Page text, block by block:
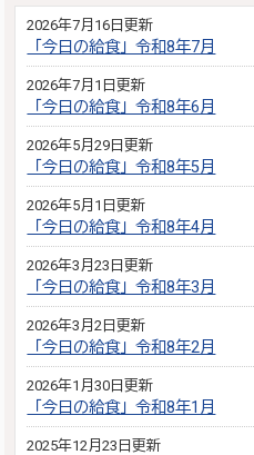
2026年7月16日更新
「今日の給食」令和8年7月
2026年7月1日更新
「今日の給食」令和8年6月
2026年5月29日更新
「今日の給食」令和8年5月
2026年5月1日更新
「今日の給食」令和8年4月
2026年3月23日更新
「今日の給食」令和8年3月
2026年3月2日更新
「今日の給食」令和8年2月
2026年1月30日更新
「今日の給食」令和8年1月
2025年12月23日更新